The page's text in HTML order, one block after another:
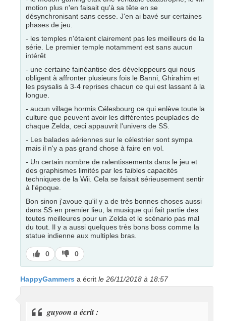
motion plus n'en faisait qu'à sa tête en se
désynchronisant sans cesse. J'en ai bavé sur certaines
phases de jeu.
- les temples n'étaient clairement pas les meilleurs de la
série. Le premier temple notamment est sans aucun
intérêt
- une certaine fainéantise des développeurs qui nous
obligent à affronter plusieurs fois le Banni, Ghirahim et
les psysalis à 3-4 reprises chacun ce qui est lassant à la
longue.
- aucun village hormis Célesbourg ce qui enlève toute la
culture que peuvent avoir les différentes peuplades de
chaque Zelda, ceci appauvrit l'univers de SS.
- Les balades aériennes sur le célestrier sont sympa
mais il n'y a pas grand chose à faire en vol.
- Un certain nombre de ralentissements dans le jeu et
des graphismes limités par les faibles capacités
techniques de la Wii. Cela se faisait sérieusement sentir
à l'époque.
Bon sinon j'avoue qu'il y a de très bonnes choses aussi
dans SS en premier lieu, la musique qui fait partie des
toutes meilleures pour un Zelda et le scénario pas mal
du tout. Il y a aussi quelques très bons boss comme la
statue indienne aux multiples bras.
J’aime
0
J’aime
pas
0
HappyGammers a écrit le 26/11/2018 à 18:57
guyoon a écrit :